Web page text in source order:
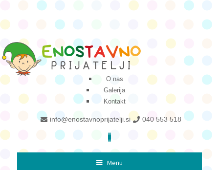
O nas
Galerija
Kontakt
info@enostavnoprijatelji.si 040 553 518
Menu